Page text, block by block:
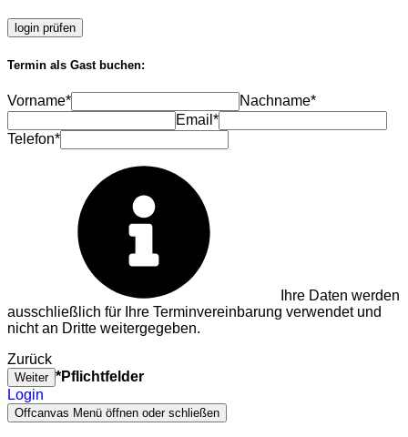
login prüfen
Termin als Gast buchen:
Vorname*
Nachname*
Email*
Telefon*
Ihre Daten werden
ausschließlich für Ihre Terminvereinbarung verwendet und
nicht an Dritte weitergegeben.
Zurück
Weiter *Pflichtfelder
Login
Offcanvas Menü öffnen oder schließen